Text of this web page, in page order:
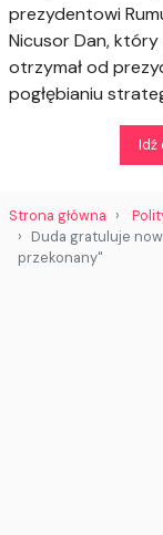
prezydentowi
Nicusor Dan,
otrzymał od
pogłębianiu
Idź
Strona główna
Duda gratuluje
przekonany"